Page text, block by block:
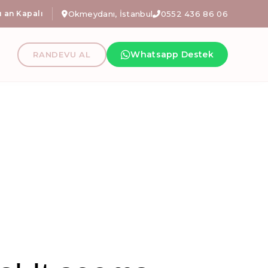
En İyi
avantajlı tanışma paketlerimizi keşfetmek için iletişime
an Kapalı Okmeydanı, İstanbul 0552 436 86 06
RANDEVU AL Whatsapp Destek